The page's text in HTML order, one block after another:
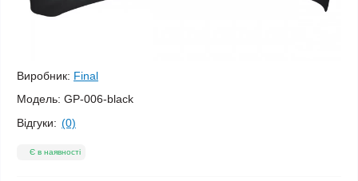
Виробник: Final
Модель: GP-006-black
Відгуки: (0)
Є в наявності